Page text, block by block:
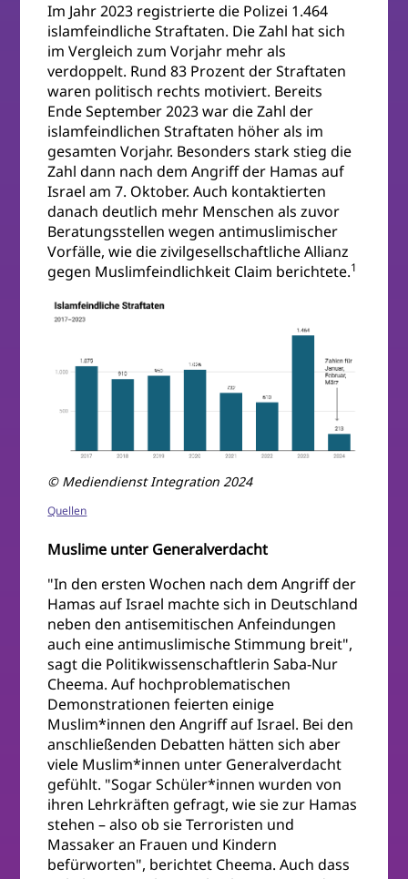
Im Jahr 2023 registrierte die Polizei 1.464
islamfeindliche Straftaten. Die Zahl hat sich
im Vergleich zum Vorjahr mehr als
verdoppelt. Rund 83 Prozent der Straftaten
waren politisch rechts motiviert. Bereits
Ende September 2023 war die Zahl der
islamfeindlichen Straftaten höher als im
gesamten Vorjahr. Besonders stark stieg die
Zahl dann nach dem Angriff der Hamas auf
Israel am 7. Oktober. Auch kontaktierten
danach deutlich mehr Menschen als zuvor
Beratungsstellen wegen antimuslimischer
Vorfälle, wie die zivilgesellschaftliche Allianz
gegen Muslimfeindlichkeit Claim berichtete.1
© Mediendienst Integration 2024
Quellen
Muslime unter Generalverdacht
"In den ersten Wochen nach dem Angriff der
Hamas auf Israel machte sich in Deutschland
neben den antisemitischen Anfeindungen
auch eine antimuslimische Stimmung breit",
sagt die Politikwissenschaftlerin Saba-Nur
Cheema. Auf hochproblematischen
Demonstrationen feierten einige
Muslim*innen den Angriff auf Israel. Bei den
anschließenden Debatten hätten sich aber
viele Muslim*innen unter Generalverdacht
gefühlt. "Sogar Schüler*innen wurden von
ihren Lehrkräften gefragt, wie sie zur Hamas
stehen – also ob sie Terroristen und
Massaker an Frauen und Kindern
befürworten", berichtet Cheema. Auch dass